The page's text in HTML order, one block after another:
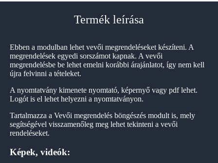
Termék leírása
Ebben a modulban lehet vevői megrendeléseket készíteni. A
megrendelések egyedi sorszámot kapnak. A vevői
megrendelésbe be lehet emelni korábbi árajánlatot, így nem kell
újra felvinni a tételeket.
A nyomtatvány kimenete nyomtató, képernyő vagy pdf lehet.
Logót is el lehet helyezni a nyomtatványon.
Tartalmazza a Vevői megrendelés böngészés modult is, mely
segítségével visszamenőleg meg lehet tekinteni a vevői
rendeléseket.
Képek, videók: